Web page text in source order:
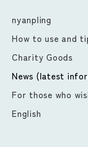
nyanpling
How to use and
Charity Goods
News (latest
For those who
English